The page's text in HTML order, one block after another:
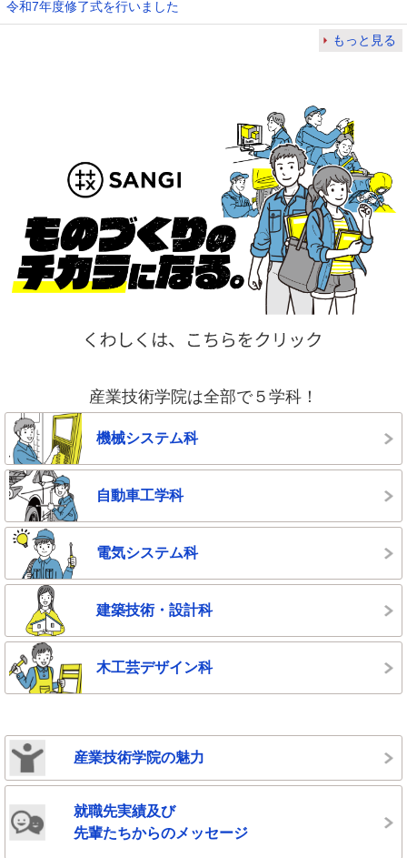
令和7年度修了式を行いました
もっと見る
産業技術学院は全部で５学科！
機械システム科
自動車工学科
電気システム科
建築技術・設計科
木工芸デザイン科
産業技術学院の魅力
就職先実績及び
先輩たちからのメッセージ